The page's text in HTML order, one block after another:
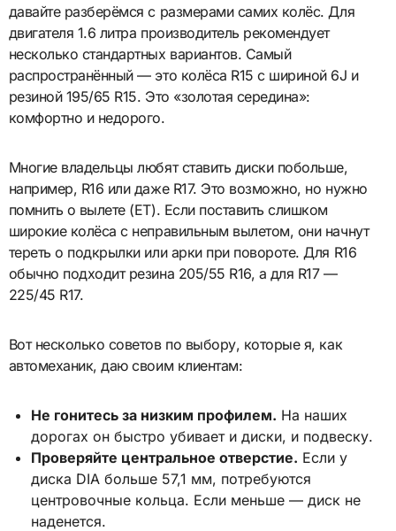
давайте разберёмся с размерами самих колёс. Для
двигателя 1.6 литра производитель рекомендует
несколько стандартных вариантов. Самый
распространённый — это колёса R15 с шириной 6J и
резиной 195/65 R15. Это «золотая середина»:
комфортно и недорого.
Многие владельцы любят ставить диски побольше,
например, R16 или даже R17. Это возможно, но нужно
помнить о вылете (ET). Если поставить слишком
широкие колёса с неправильным вылетом, они начнут
тереть о подкрылки или арки при повороте. Для R16
обычно подходит резина 205/55 R16, а для R17 —
225/45 R17.
Вот несколько советов по выбору, которые я, как
автомеханик, даю своим клиентам:
Не гонитесь за низким профилем. На наших
дорогах он быстро убивает и диски, и подвеску.
Проверяйте центральное отверстие. Если у
диска DIA больше 57,1 мм, потребуются
центровочные кольца. Если меньше — диск не
наденется.